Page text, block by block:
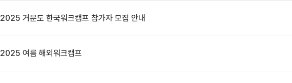
2025 거문도 한국워크캠프 참가자 모집 안내
2025 여름 해외워크캠프